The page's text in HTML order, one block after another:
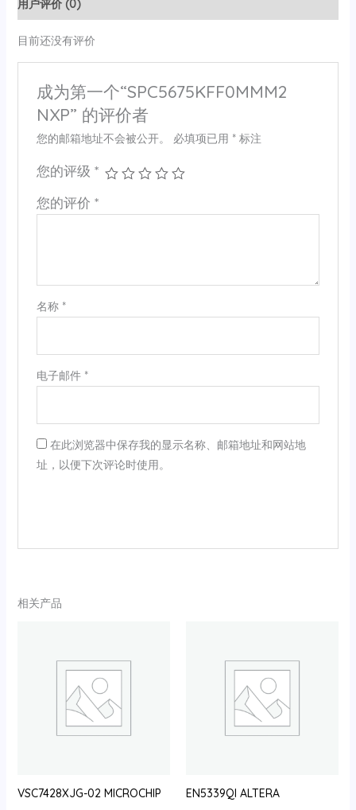
用户评价 (0)
目前还没有评价
成为第一个“SPC5675KFF0MMM2
NXP” 的评价者
您的邮箱地址不会被公开。 必填项已用 *标注
您的评级 *
您的评价 *
名称 *
电子邮件 *
在此浏览器中保存我的显示名称、邮箱地址和网站地
址，以便下次评论时使用。
相关产品
VSC7428XJG-02 MICROCHIP EN5339QI ALTERA